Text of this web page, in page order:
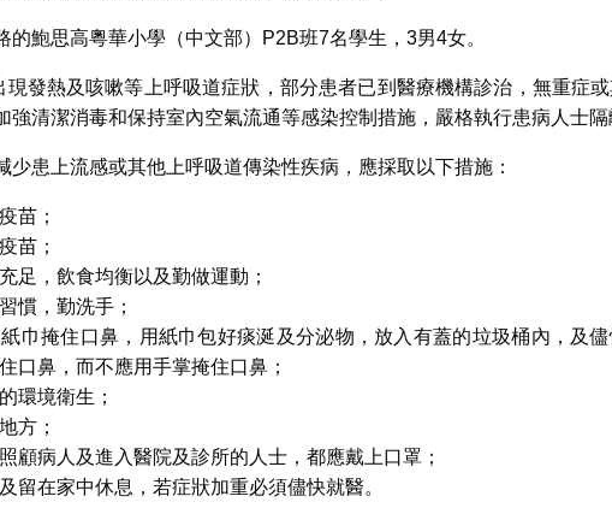
的鮑思高粵華小學（中文部）P2B班7名學生，3男4女。
現發熱及咳嗽等上呼吸道症狀，部分患者已到醫療機構診治，無重症
強清潔消毒和保持室內空氣流通等感染控制措施，嚴格執行患病人士隔
少患上流感或其他上呼吸道傳染性疾病，應採取以下措施：
苗；
苗；
足，飲食均衡以及勤做運動；
慣，勤洗手；
巾掩住口鼻，用紙巾包好痰涎及分泌物，放入有蓋的垃圾桶內，及
口鼻，而不應用手掌掩住口鼻；
環境衛生；
方；
顧病人及進入醫院及診所的人士，都應戴上口罩；
留在家中休息，若症狀加重必須儘快就醫。